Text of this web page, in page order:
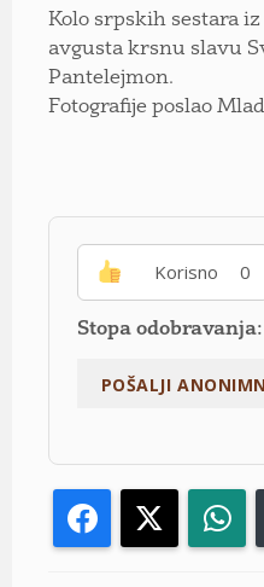
Kolo srpskih sestara iz
avgusta krsnu slavu
Pantelejmon.
Fotografije poslao
Korisno 0
Stopa odobravanja:
Facebook